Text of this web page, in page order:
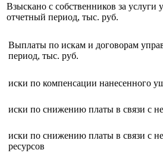
Взыскано с собственников за услуги
отчетный период, тыс. руб.
Выплаты по искам и договорам
период, тыс. руб.
иски по компенсации нанесенного
иски по снижению платы в связи с
иски по снижению платы в связи с
ресурсов